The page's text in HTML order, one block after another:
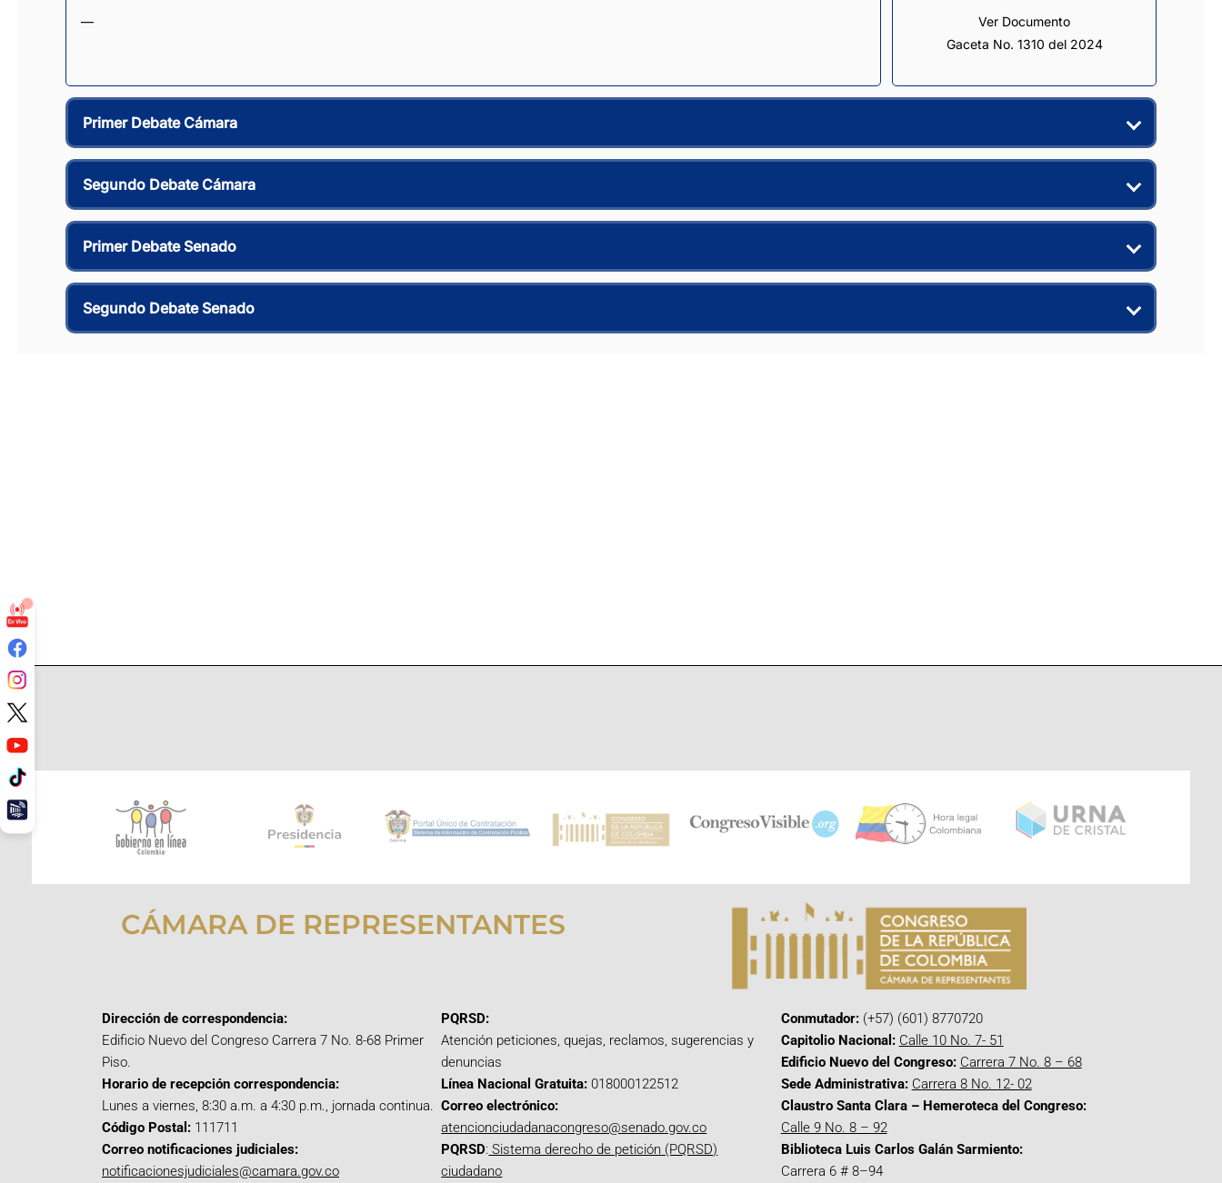
—
Ver Documento
Gaceta No. 1310 del 2024
Primer Debate Cámara
Segundo Debate Cámara
Primer Debate Senado
Segundo Debate Senado
CÁMARA DE REPRESENTANTES
Dirección de correspondencia:
Edificio Nuevo del Congreso Carrera 7 No. 8-68 Primer
Piso.
Horario de recepción correspondencia:
Lunes a viernes, 8:30 a.m. a 4:30 p.m., jornada continua.
Código Postal: 111711
Correo notificaciones judiciales:
notificacionesjudiciales@camara.gov.co
PQRSD:
Atención peticiones, quejas, reclamos, sugerencias y
denuncias
Línea Nacional Gratuita: 018000122512
Correo electrónico:
atencionciudadanacongreso@senado.gov.co
PQRSD: Sistema derecho de petición (PQRSD)
ciudadano
Conmutador:(+57) (601) 8770720
Capitolio Nacional: Calle 10 No. 7- 51
Edificio Nuevo del Congreso: Carrera 7 No. 8 – 68
Sede Administrativa: Carrera 8 No. 12- 02
Claustro Santa Clara – Hemeroteca del Congreso:
Calle 9 No. 8 – 92
Biblioteca Luis Carlos Galán Sarmiento:
Carrera 6 # 8–94